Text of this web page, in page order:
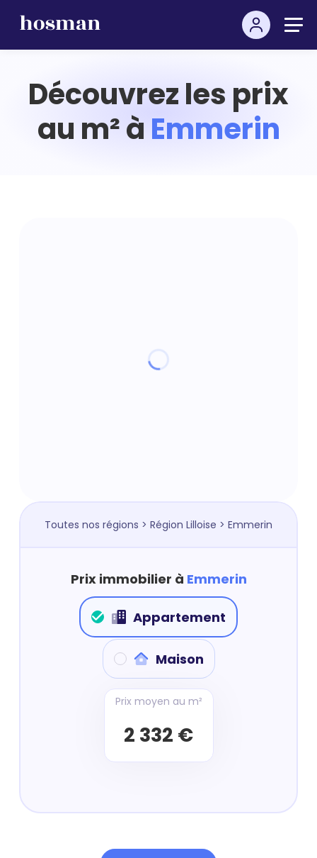
Découvrez les prix
au m² à Emmerin
Toutes nos régions > Région Lilloise > Emmerin
Prix immobilier à Emmerin
Appartement
Maison
Prix moyen au m²
2 332 €